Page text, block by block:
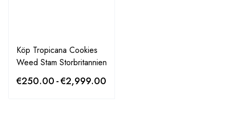
Köp Tropicana Cookies
Weed Stam Storbritannien
€250.00-€2,999.00